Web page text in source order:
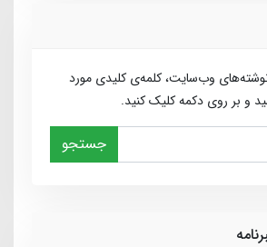
وب‌سایت، کلمه‌ی کلیدی مورد
و بر روی دکمه کلیک کنید.
جستجو